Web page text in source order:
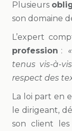
Plusieurs
son domaine
L’expert
profession :
tenus vis-à-
respect des
La loi part en
le dirigeant,
son client les